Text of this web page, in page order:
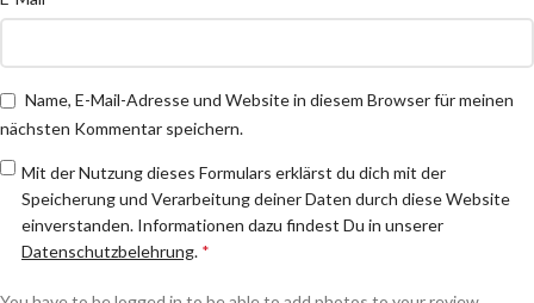
Name, E-Mail-Adresse und Website in diesem Browser für meinen
nächsten Kommentar speichern.
Mit der Nutzung dieses Formulars erklärst du dich mit der
Speicherung und Verarbeitung deiner Daten durch diese Website
einverstanden. Informationen dazu findest Du in unserer
Datenschutzbelehrung. *